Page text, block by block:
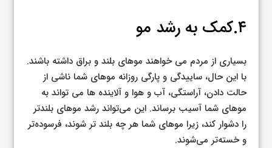
۴.کمک به رشد مو
بسیاری از مردم می خواهند موهای بلند و براق داشته باشند.
با این حال، ساییدگی و پارگی روزانه موهای شما ناشی از
حالت دادن، آراستگی، آب و هوا و آلاینده ها می تواند به
موهای شما آسیب برساند. این می‌تواند رشد موهای بلندتر
را دشوار کند، زیرا موهای شما هر چه بلند تر شوند، فرسوده‌تر
و خسته‌تر می‌شوند.